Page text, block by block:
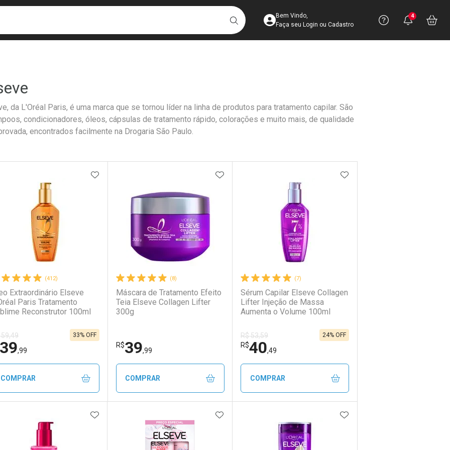
BUSCARAcesse sua Conta
Bem Vindo,
Faça seu Login ou Cadastro
Precisa
Ver Recursos
Você
4
da L'Oréal Paris, é uma marca que se tornou líder na linha de produtos para tratamento capilar. São
condicionadores, óleos, cápsulas de tratamento rápido, colorações e muito mais, de qualidade
encontrados facilmente na Drogaria São Paulo.
(412)
Extraordinário Elseve
Paris Tratamento
Reconstrutor 100ml
59,49
39,99
33% OFF
ADICIONAR AOS FAVORITOS
COMPRAR
FECHAR
FECHAR
Menos
(8)
Máscara de Tratamento Efeito
Teia Elseve Collagen Lifter
300g
R$39,99
ADICIONAR AOS FAVORITOS
COMPRAR
FECHAR
Laboratório
FECHAR
Por Menos
(7)
Sérum Capilar Elseve Collagen
Lifter Injeção de Massa
Aumenta o Volume 100ml
R$ 53,59
R$40,49
24% OFF
ADICIONAR AOS
COMPRAR
FECHAR
Laboratório
FECHAR
Por Menos
ADICIONAR AOS FAVORITOS ADICIONAR AOS FAVORITOS ADICIONAR AOS